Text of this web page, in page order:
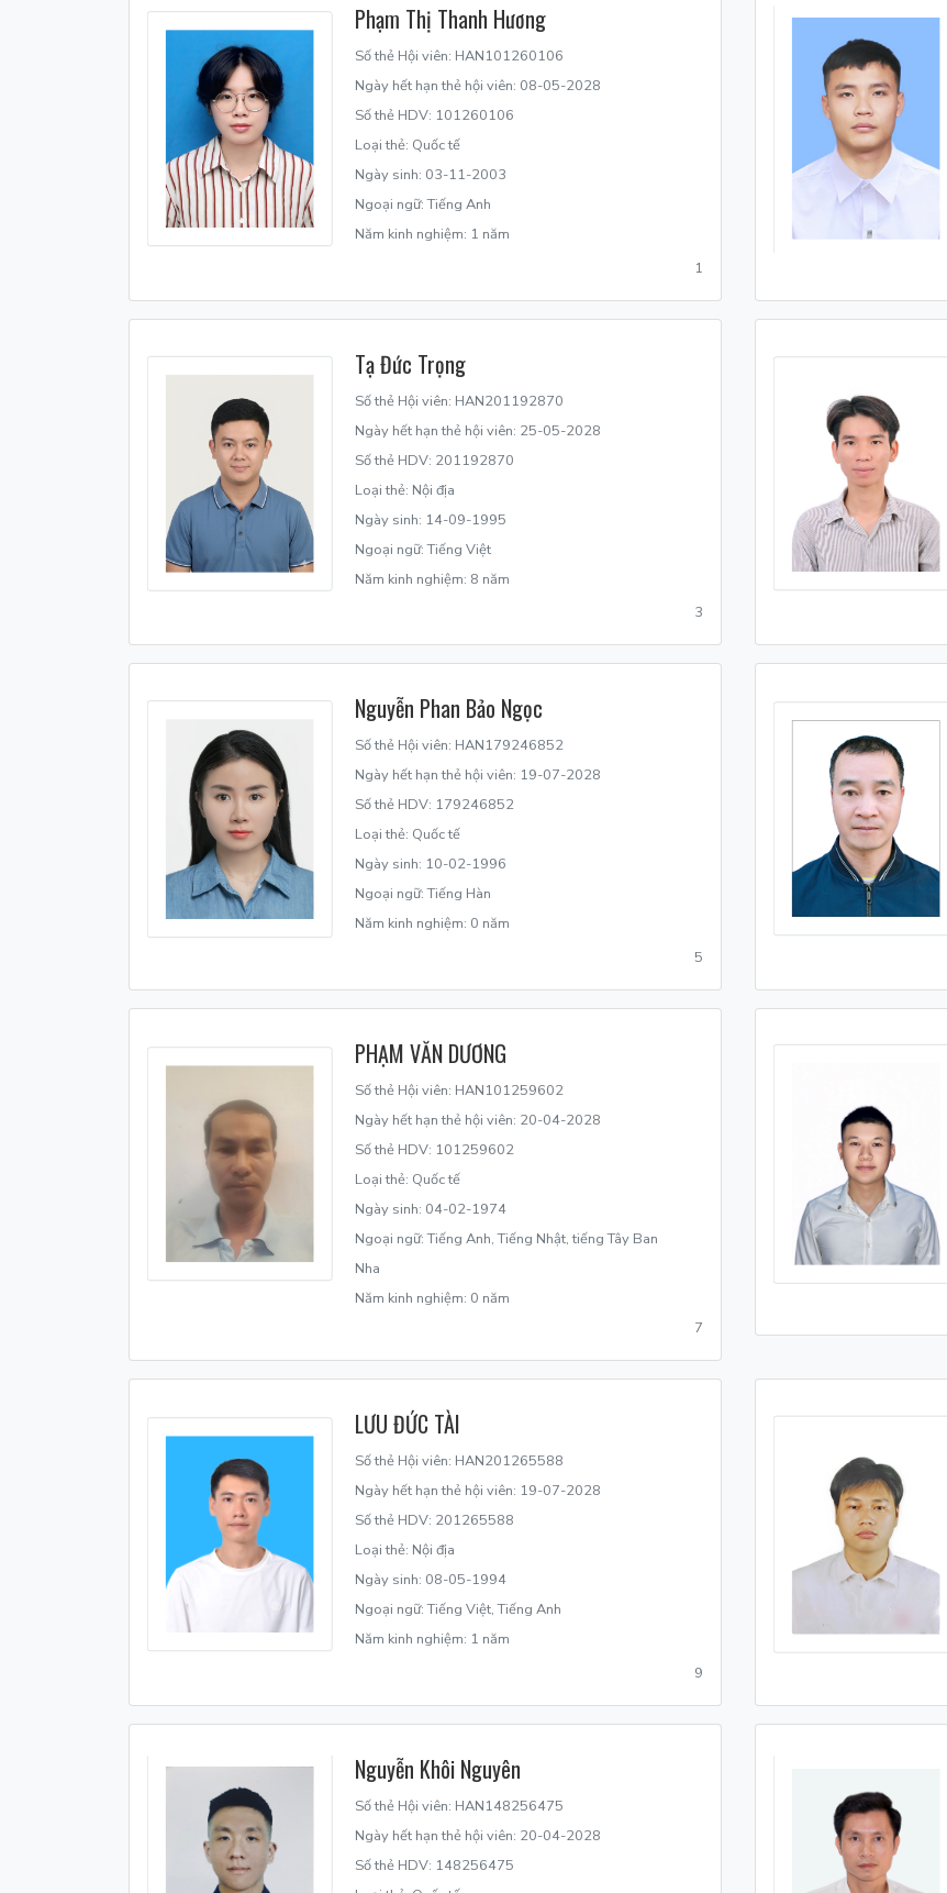
Phạm Thị Thanh Hương
Số thẻ Hội viên: HAN101260106
Ngày hết hạn thẻ hội viên: 08-05-2028
Số thẻ HDV: 101260106
Loại thẻ: Quốc tế
Ngày sinh: 03-11-2003
Ngoại ngữ: Tiếng Anh
Năm kinh nghiệm: 1 năm
1
Tạ Đức Trọng
Số thẻ Hội viên: HAN201192870
Ngày hết hạn thẻ hội viên: 25-05-2028
Số thẻ HDV: 201192870
Loại thẻ: Nội địa
Ngày sinh: 14-09-1995
Ngoại ngữ: Tiếng Việt
Năm kinh nghiệm: 8 năm
3
Nguyễn Phan Bảo Ngọc
Số thẻ Hội viên: HAN179246852
Ngày hết hạn thẻ hội viên: 19-07-2028
Số thẻ HDV: 179246852
Loại thẻ: Quốc tế
Ngày sinh: 10-02-1996
Ngoại ngữ: Tiếng Hàn
Năm kinh nghiệm: 0 năm
5
PHẠM VĂN DƯƠNG
Số thẻ Hội viên: HAN101259602
Ngày hết hạn thẻ hội viên: 20-04-2028
Số thẻ HDV: 101259602
Loại thẻ: Quốc tế
Ngày sinh: 04-02-1974
Ngoại ngữ: Tiếng Anh, Tiếng Nhật, tiếng Tây Ban
Nha
Năm kinh nghiệm: 0 năm
7
LƯU ĐỨC TÀI
Số thẻ Hội viên: HAN201265588
Ngày hết hạn thẻ hội viên: 19-07-2028
Số thẻ HDV: 201265588
Loại thẻ: Nội địa
Ngày sinh: 08-05-1994
Ngoại ngữ: Tiếng Việt, Tiếng Anh
Năm kinh nghiệm: 1 năm
9
Nguyễn Khôi Nguyên
Số thẻ Hội viên: HAN148256475
Ngày hết hạn thẻ hội viên: 20-04-2028
Số thẻ HDV: 148256475